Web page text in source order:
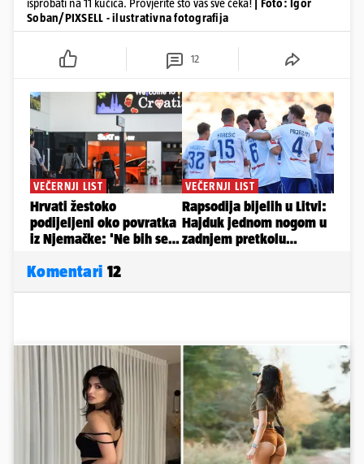
isprobati na 11 kućica. Provjerite što vas sve čeka!
| Foto: Igor
Soban/PIXSELL - ilustrativna fotografija
12
Komentari 12